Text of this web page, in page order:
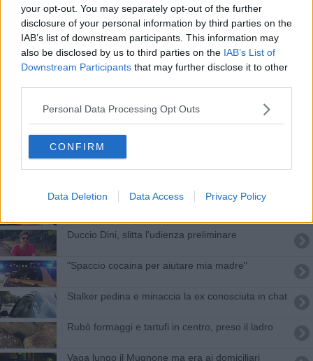
your opt-out. You may separately opt-out of the further
disclosure of your personal information by third parties on the
IAB’s list of downstream participants. This information may
also be disclosed by us to third parties on the IAB’s List of
Downstream Participants that may further disclose it to other
Personal Data Processing Opt Outs
CONFIRM
Data Deletion Data Access Privacy Policy
Sacerdote sorpreso a molestare una bambina
Scoperte due banche abusive in pieno centro
Arresto genitori di Renzi, quindici indagati
Genitori Renzi, fissato l'interrogatorio
Genitori Renzi, revocati gli arresti domiciliari
Entra ed esce da casa ma è ai domiciliari
Duccio Dini, slitta l'udienza preliminare
"Spaccio cocaina per aiutare mia madre"
Stalker pedina e minaccia la ex conosciuta in chat
Rubò formaggi e tartufi in centro, preso il ladro
Vaga lungo il Mugnone ma era ai domiciliari